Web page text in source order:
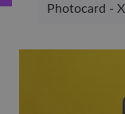
(Winkel)
Photocard -